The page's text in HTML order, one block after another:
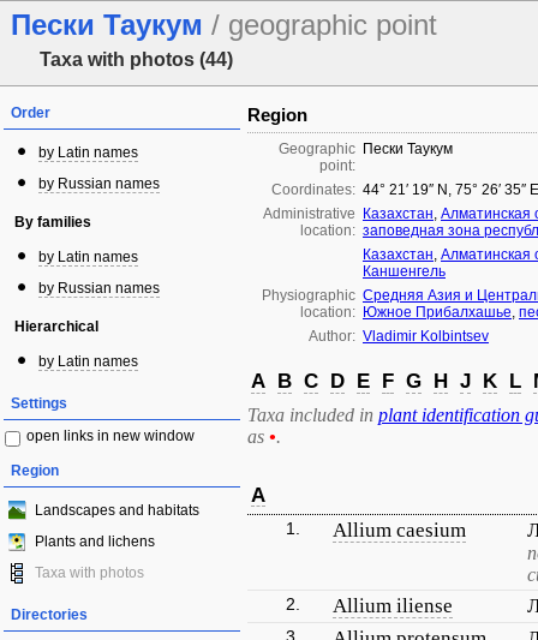
Пески Таукум / geographic point
Taxa with photos (44)
Order
by Latin names
by Russian names
By families
by Latin names
by Russian names
Hierarchical
by Latin names
Settings
open links in new window
Region
Landscapes and habitats
Plants and lichens
Taxa with photos
Directories
Region
Geographic
point:
Пески Таукум
Coordinates: 44° 21′ 19″ N, 75° 26′
Administrative
location:
Казахстан, Алматинская
заповедная зона
Казахстан, Алматинская
Каншенгель
Physiographic
location:
Средняя Азия и
Южное Прибалхашье,
Author: Vladimir Kolbintsev
A B C D E F G H J K L
Taxa included in plant identification
as •.
A
1. Allium caesium
2. Allium iliense